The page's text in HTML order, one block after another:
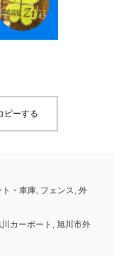
ピーする
ト・車庫, フェンス, 外
カーポート , 旭川市外